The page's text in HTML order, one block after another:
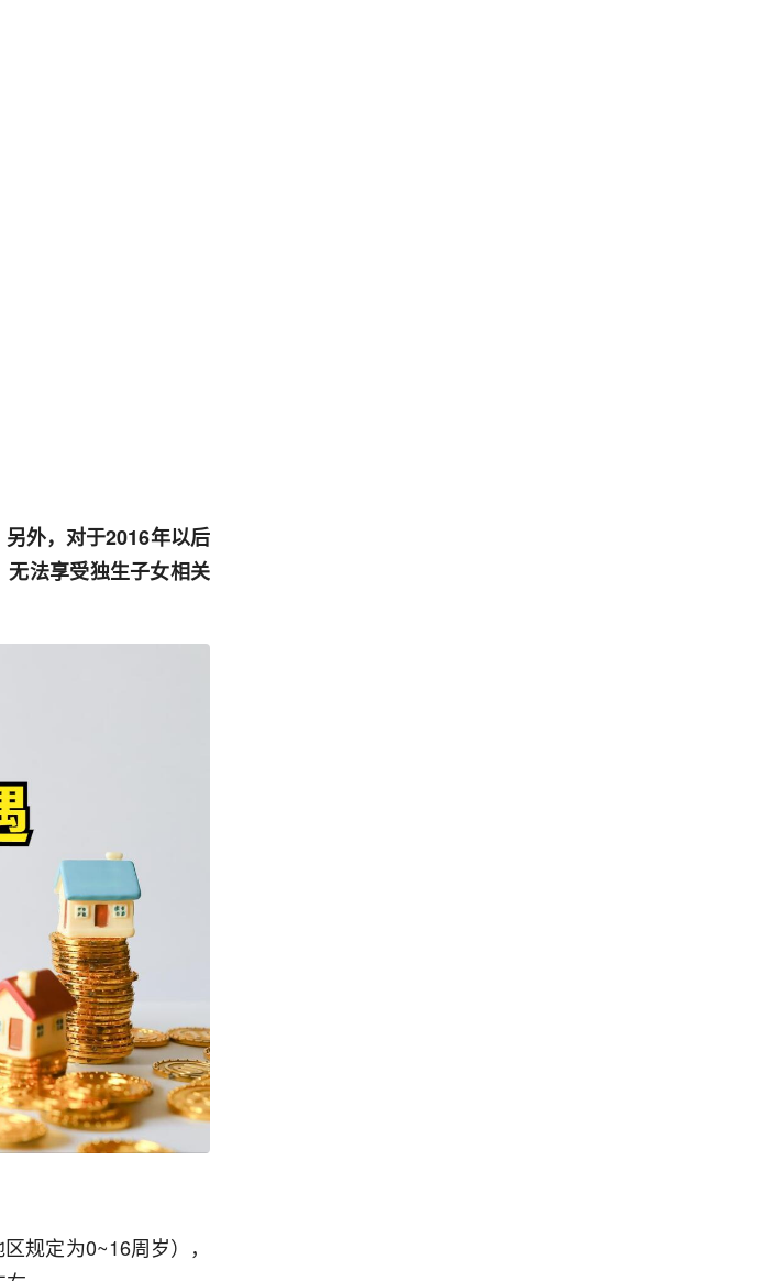
外，对于2016年以后
法享受独生子女相关
规定为0~16周岁），